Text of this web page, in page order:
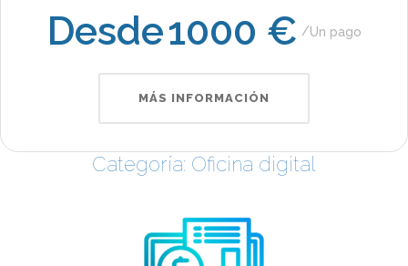
Desde1000 € Un pago
MÁS INFORMACIÓN
Categoría: Oficina digital